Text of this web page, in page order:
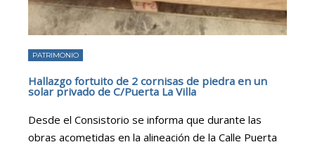
PATRIMONIO
Hallazgo fortuito de 2 cornisas de piedra en un
solar privado de C/Puerta La Villa
Desde el Consistorio se informa que durante las
obras acometidas en la alineación de la Calle Puerta